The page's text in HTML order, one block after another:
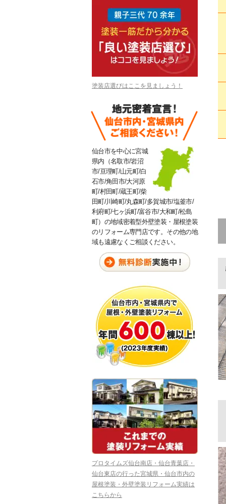
塗装店選びはここを見ましょう！
仙台市を中心に宮城
県内（名取市/岩沼
市/亘理町/山元町/白
石市/角田市/大河原
町/村田町/蔵王町/柴
田町/川崎町/丸森町/多賀城市/塩釜市/
利府町/七ヶ浜町/富谷市/大和町/松島
町）の地域密着型外壁塗装・屋根塗装
のリフォーム専門店です。その他の地
域も遠慮なくご相談ください。
プロタイムズ仙台南店・仙台青葉店・
仙台東店の行った宮城県・仙台市内の
屋根塗装・外壁塗装リフォーム実績は
こちらから